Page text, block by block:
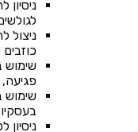
ניצול
שימוש